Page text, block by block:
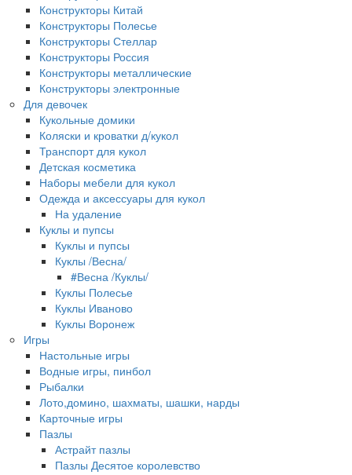
Конструкторы Китай
Конструкторы Полесье
Конструкторы Стеллар
Конструкторы Россия
Конструкторы металлические
Конструкторы электронные
Для девочек
Кукольные домики
Коляски и кроватки д/кукол
Транспорт для кукол
Детская косметика
Наборы мебели для кукол
Одежда и аксессуары для кукол
На удаление
Куклы и пупсы
Куклы и пупсы
Куклы /Весна/
#Весна /Куклы/
Куклы Полесье
Куклы Иваново
Куклы Воронеж
Игры
Настольные игры
Водные игры, пинбол
Рыбалки
Лото,домино, шахматы, шашки, нарды
Карточные игры
Пазлы
Астрайт пазлы
Пазлы Десятое королевство